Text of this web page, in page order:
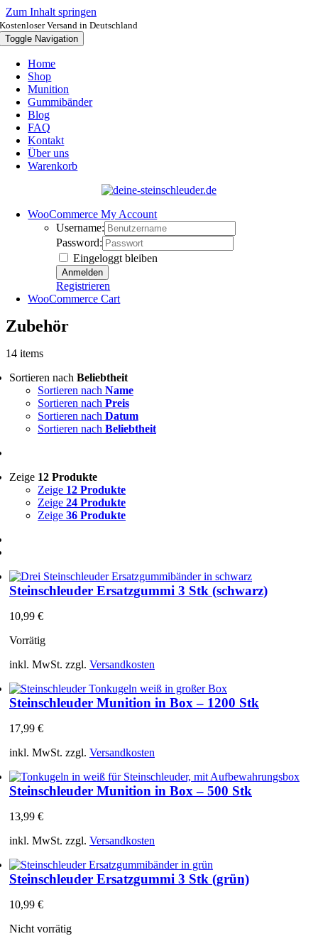
Zum Inhalt springen
Kostenloser Versand in Deutschland
Toggle Navigation
Home
Shop
Munition
Gummibänder
Blog
FAQ
Kontakt
Über uns
Warenkorb
WooCommerce My Account
Username:
Password:
Eingeloggt bleiben
Registrieren
WooCommerce Cart
Zubehör
14 items
Sortieren nach Beliebtheit
Sortieren nach Name
Sortieren nach Preis
Sortieren nach Datum
Sortieren nach Beliebtheit
Zeige 12 Produkte
Zeige 12 Produkte
Zeige 24 Produkte
Zeige 36 Produkte
Steinschleuder Ersatzgummi 3 Stk (schwarz)
10,99 €
Vorrätig
inkl. MwSt. zzgl. Versandkosten
Steinschleuder Munition in Box – 1200 Stk
17,99 €
inkl. MwSt. zzgl. Versandkosten
Steinschleuder Munition in Box – 500 Stk
13,99 €
inkl. MwSt. zzgl. Versandkosten
Steinschleuder Ersatzgummi 3 Stk (grün)
10,99 €
Nicht vorrätig